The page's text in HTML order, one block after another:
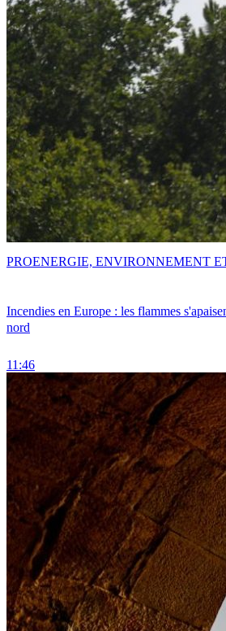
Incendies en Europe : les flammes
nord
11:46
PROENERGIE, ENVIRONNEMENT